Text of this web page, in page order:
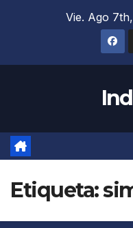
Vie. Ago
Etiqueta: